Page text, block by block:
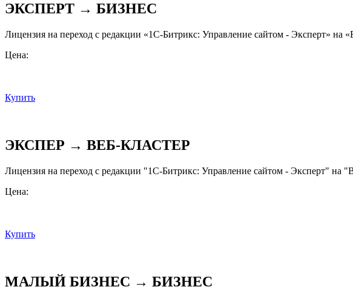
ЭКСПЕРТ → БИЗНЕС
Лицензия на переход с редакции «1С-Битрикс: Управление сайтом - Эксперт» на
Цена:
Купить
ЭКСПЕР → ВЕБ-КЛАСТЕР
Лицензия на переход с редакции "1С-Битрикс: Управление сайтом - Эксперт" на
Цена:
Купить
МАЛЫЙ БИЗНЕС → БИЗНЕС